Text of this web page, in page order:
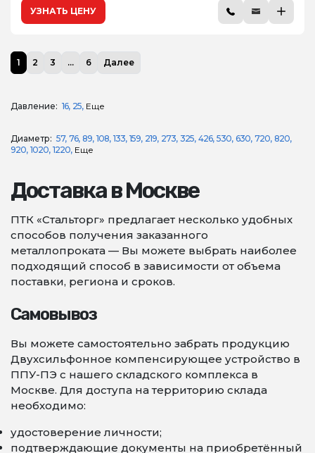
УЗНАТЬ ЦЕНУ
1 2 3 ... 6 Далее
Давление: 16 25 Еще
Диаметр: 57 76 89 108 133 159 219 273 325 426 530 630 720 820
920 1020 1220 Еще
Доставка в Москве
ПТК «Стальторг» предлагает несколько удобных
способов получения заказанного
металлопроката — Вы можете выбрать наиболее
подходящий способ в зависимости от объема
поставки, региона и сроков.
Самовывоз
Вы можете самостоятельно забрать продукцию
Двухсильфонное компенсирующее устройство в
ППУ-ПЭ с нашего складского комплекса в
Москве. Для доступа на территорию склада
необходимо:
удостоверение личности;
подтверждающие документы на приобретённый